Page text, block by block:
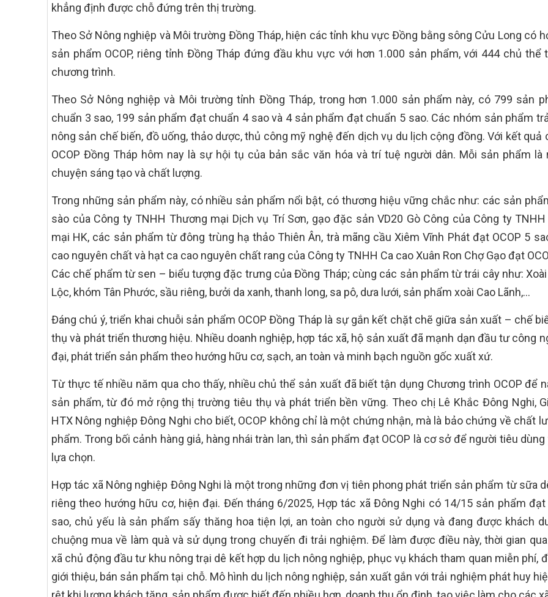
khẳng định được chỗ đứng trên thị trường.
Theo Sở Nông nghiệp và Môi trường Đồng Tháp, hiện các tỉnh khu vực Đồng bằng sông Cửu Long có
sản phẩm OCOP, riêng tỉnh Đồng Tháp đứng đầu khu vực với hơn 1.000 sản phẩm, với 444 chủ thể
chương trình.
Theo Sở Nông nghiệp và Môi trường tỉnh Đồng Tháp, trong hơn 1.000 sản phẩm này, có 799 sản
chuẩn 3 sao, 199 sản phẩm đạt chuẩn 4 sao và 4 sản phẩm đạt chuẩn 5 sao. Các nhóm sản phẩm
nông sản chế biến, đồ uống, thảo dược, thủ công mỹ nghệ đến dịch vụ du lịch cộng đồng. Với kết quả
OCOP Đồng Tháp hôm nay là sự hội tụ của bản sắc văn hóa và trí tuệ người dân. Mỗi sản phẩm là
chuyện sáng tạo và chất lượng.
Trong những sản phẩm này, có nhiều sản phẩm nổi bật, có thương hiệu vững chắc như: các sản
sào của Công ty TNHH Thương mại Dịch vụ Trí Sơn, gạo đặc sản VD20 Gò Công của Công ty
mại HK, các sản phẩm từ đông trùng hạ thảo Thiên Ân, trà mãng cầu Xiêm Vĩnh Phát đạt OCOP 5
cao nguyên chất và hạt ca cao nguyên chất rang của Công ty TNHH Ca cao Xuân Ron Chợ Gạo đạt
Các chế phẩm từ sen – biểu tượng đặc trưng của Đồng Tháp; cùng các sản phẩm từ trái cây như:
Lộc, khóm Tân Phước, sầu riêng, bưởi da xanh, thanh long, sa pô, dưa lưới, sản phẩm xoài Cao Lãnh,…
Đáng chú ý, triển khai chuỗi sản phẩm OCOP Đồng Tháp là sự gắn kết chặt chẽ giữa sản xuất – chế
thụ và phát triển thương hiệu. Nhiều doanh nghiệp, hợp tác xã, hộ sản xuất đã mạnh dạn đầu tư công
đại, phát triển sản phẩm theo hướng hữu cơ, sạch, an toàn và minh bạch nguồn gốc xuất xứ.
Từ thực tế nhiều năm qua cho thấy, nhiều chủ thể sản xuất đã biết tận dụng Chương trình OCOP để
sản phẩm, từ đó mở rộng thị trường tiêu thụ và phát triển bền vững. Theo chị Lê Khắc Đông Nghi,
HTX Nông nghiệp Đông Nghi cho biết, OCOP không chỉ là một chứng nhận, mà là bảo chứng về chất
phẩm. Trong bối cảnh hàng giả, hàng nhái tràn lan, thì sản phẩm đạt OCOP là cơ sở để người tiêu
lựa chọn.
Hợp tác xã Nông nghiệp Đông Nghi là một trong những đơn vị tiên phong phát triển sản phẩm từ sữa
riêng theo hướng hữu cơ, hiện đại. Đến tháng 6/2025, Hợp tác xã Đông Nghi có 14/15 sản phẩm đạt
sao, chủ yếu là sản phẩm sấy thăng hoa tiện lợi, an toàn cho người sử dụng và đang được khách
chuộng mua về làm quà và sử dụng trong chuyến đi trải nghiệm. Để làm được điều này, thời gian
xã chủ động đầu tư khu nông trại dê kết hợp du lịch nông nghiệp, phục vụ khách tham quan miễn phí,
giới thiệu, bán sản phẩm tại chỗ. Mô hình du lịch nông nghiệp, sản xuất gắn với trải nghiệm phát huy